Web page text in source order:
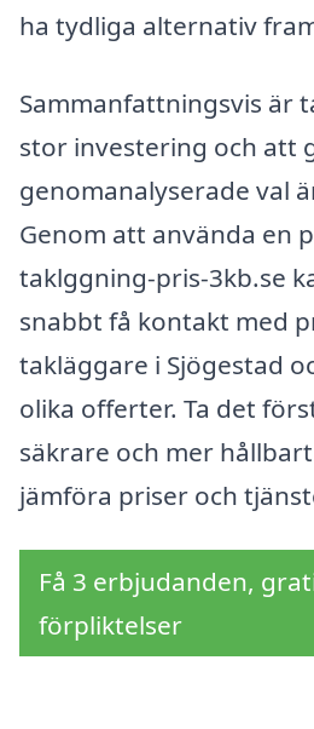
ha tydliga alternativ
Sammanfattningsvis är
stor investering och att
genomanalyserade val
Genom att använda en
taklggning-pris-3kb.se
snabbt få kontakt med
takläggare i Sjögestad
olika offerter. Ta det
säkrare och mer
jämföra priser och
Få 3 erbjudanden,
förpliktelser